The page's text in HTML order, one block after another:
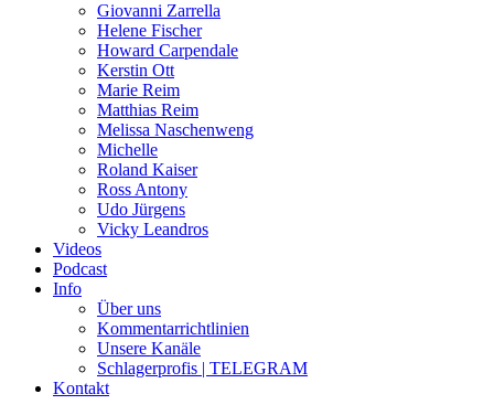
Giovanni Zarrella
Helene Fischer
Howard Carpendale
Kerstin Ott
Marie Reim
Matthias Reim
Melissa Naschenweng
Michelle
Roland Kaiser
Ross Antony
Udo Jürgens
Vicky Leandros
Videos
Podcast
Info
Über uns
Kommentarrichtlinien
Unsere Kanäle
Schlagerprofis | TELEGRAM
Kontakt